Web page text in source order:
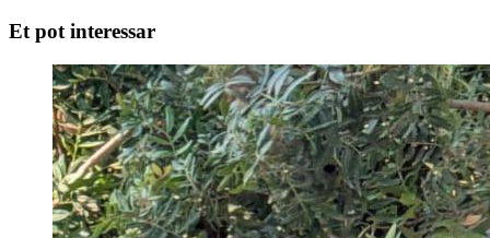
Et pot interessar